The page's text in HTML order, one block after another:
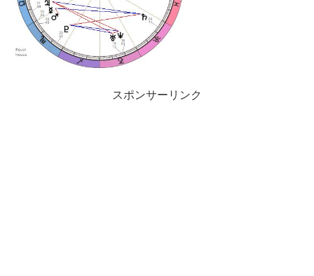
スポンサーリンク